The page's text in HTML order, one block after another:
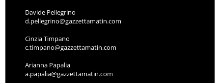
Davide Pellegrino
d.pellegrino@gazzettamatin.com
Cinzia Timpano
c.timpano@gazzettamatin.com
Arianna Papalia
a.papalia@gazzettamatin.com